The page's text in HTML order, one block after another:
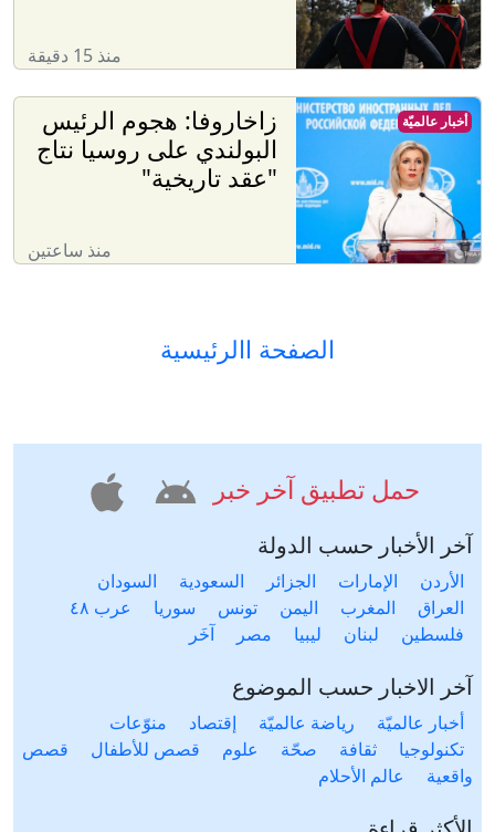
منذ 15 دقيقة
زاخاروفا: هجوم الرئيس
البولندي على روسيا نتاج
"عقد تاريخية"
منذ ساعتين
أخبار عالميّة
الصفحة االرئيسية
حمل تطبيق آخر خبر
آخر الأخبار حسب الدولة
الأردن الإمارات الجزائر السعودية
السودان
العراق
المغرب اليمن تونس سوريا
عرب ٤٨
فلسطين
لبنان ليبيا مصر آخَر
آخر الاخبار حسب الموضوع
أخبار عالميّة رياضة عالميّة إقتصاد
منوّعات
تكنولوجيا
ثقافة صحّة علوم قصص للأطفال
قصص
واقعية
عالم الأحلام